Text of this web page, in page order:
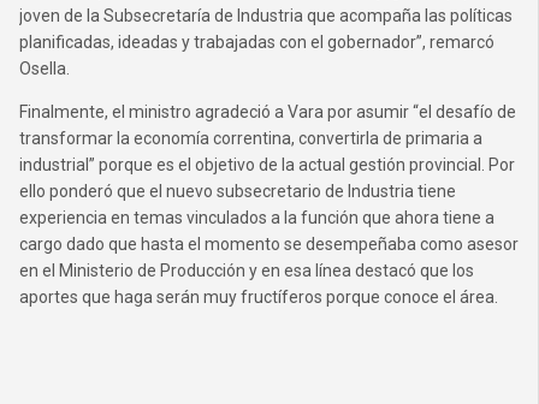
joven de la Subsecretaría de Industria que acompaña las políticas
planificadas, ideadas y trabajadas con el gobernador”, remarcó
Osella.
Finalmente, el ministro agradeció a Vara por asumir “el desafío de
transformar la economía correntina, convertirla de primaria a
industrial” porque es el objetivo de la actual gestión provincial. Por
ello ponderó que el nuevo subsecretario de Industria tiene
experiencia en temas vinculados a la función que ahora tiene a
cargo dado que hasta el momento se desempeñaba como asesor
en el Ministerio de Producción y en esa línea destacó que los
aportes que haga serán muy fructíferos porque conoce el área.